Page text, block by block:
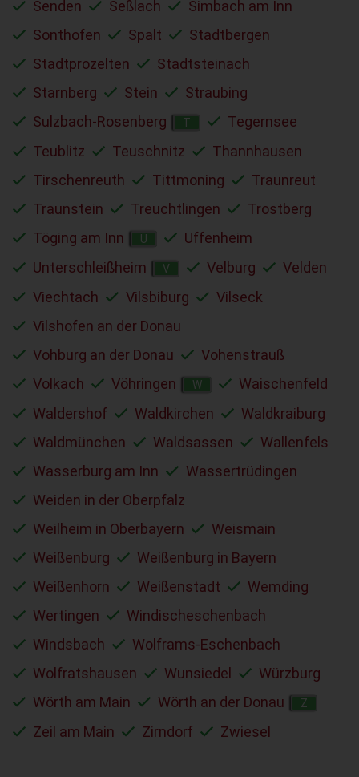
Senden
Seßlach
Simbach am Inn
Sonthofen
Spalt
Stadtbergen
Stadtprozelten
Stadtsteinach
Starnberg
Stein
Straubing
Sulzbach-Rosenberg
T
Tegernsee
Teublitz
Teuschnitz
Thannhausen
Tirschenreuth
Tittmoning
Traunreut
Traunstein
Treuchtlingen
Trostberg
Töging am Inn
U
Uffenheim
Unterschleißheim
V Velburg
Velden
Viechtach
Vilsbiburg
Vilseck
Vilshofen an der Donau
Vohburg an der Donau
Vohenstrauß
Volkach
Vöhringen W
Waischenfeld
Waldershof
Waldkirchen
Waldkraiburg
Waldmünchen
Waldsassen
Wallenfels
Wasserburg am Inn
Wassertrüdingen
Weiden in der Oberpfalz
Weilheim in Oberbayern
Weismain
Weißenburg
Weißenburg in Bayern
Weißenhorn
Weißenstadt
Wemding
Wertingen
Windischeschenbach
Windsbach
Wolframs-Eschenbach
Wolfratshausen
Wunsiedel
Würzburg
Wörth am Main
Wörth an der Donau Z
Zeil am Main Zirndorf Zwiesel